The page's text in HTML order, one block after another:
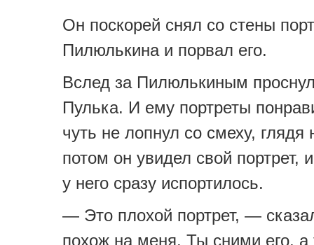
Он поскорей снял со стены
Пилюлькина и порвал его.
Вслед за Пилюлькиным
Пулька. И ему портреты
чуть не лопнул со смеху, глядя
потом он увидел свой портрет,
у него сразу испортилось.
— Это плохой портрет, —
похож на меня. Ты сними его, а